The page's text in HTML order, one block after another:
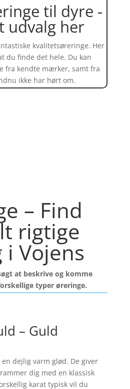
til dyre -
udvalg her
kvalitetsøreringe. Her
du finde det hele. Du kan
fra kendte mærker, samt fra
ikke har hørt om.
– Find
rigtige
Vojens
at beskrive og komme
typer øreringe.
– Guld
dejlig varm glød. De giver
dig med en klassisk
karat typisk vil du